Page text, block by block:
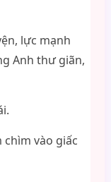
lực mạnh
Anh thư giãn,
chìm vào giấc